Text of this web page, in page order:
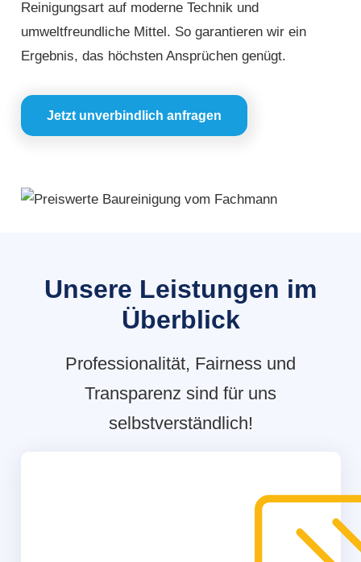
Reinigungsart auf moderne Technik und
umweltfreundliche Mittel. So garantieren wir ein
Ergebnis, das höchsten Ansprüchen genügt.
Jetzt unverbindlich anfragen
Unsere Leistungen im
Überblick
Professionalität, Fairness und
Transparenz sind für uns
selbstverständlich!